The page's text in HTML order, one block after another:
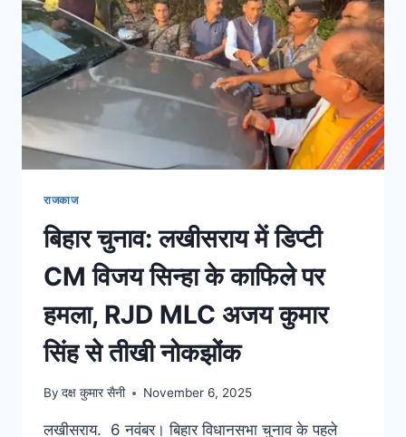
राजकाज
बिहार चुनाव: लखीसराय में डिप्टी
CM विजय सिन्हा के काफिले पर
हमला, RJD MLC अजय कुमार
सिंह से तीखी नोकझोंक
By दक्ष कुमार सैनी November 6, 2025
लखीसराय. 6 नवंबर। बिहार विधानसभा चुनाव के पहले